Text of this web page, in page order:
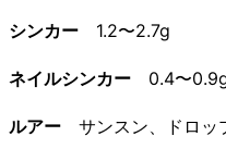
シンカー 1.2〜2.7g
ネイルシンカー 0.4〜
ルアー サンスン、ドロッ